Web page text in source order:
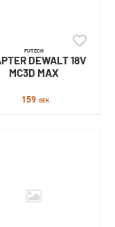
FUTECH
DEWALT 18V
MC3D MAX
159 SEK